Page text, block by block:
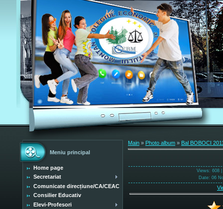
Meniu principal
Home page
Secretariat
Comunicate direcțiune/CA/CEAC
Consilier Educativ
Elevi-Profesori
Main » Photo album » Bal BOBOCI
Views: 608 |
Date: 06